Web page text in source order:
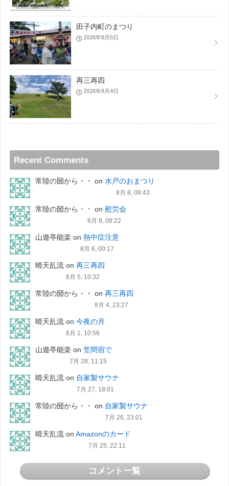
田子内町のまつり
2026年8月5日
再三再四
2026年8月4日
Recent Comments
常陸の圀から・・ on 水戸のおまつり
8月 8, 08:43
常陸の圀から・・ on 慰労会
8月 8, 08:22
山遊亭能楽 on 熱中症注意
8月 6, 00:17
晴天乱流on 再三再四
8月 5, 10:32
常陸の圀から・・ on 再三再四
8月 4, 23:27
晴天乱流on 今夜の月
8月 1, 10:56
山遊亭能楽 on 笠間宿で
7月 28, 11:15
晴天乱流on 自家製サウナ
7月 27, 18:01
常陸の圀から・・ on 自家製サウナ
7月 26, 23:01
晴天乱流on Amazonのカード
7月 25, 22:11
コメント一覧